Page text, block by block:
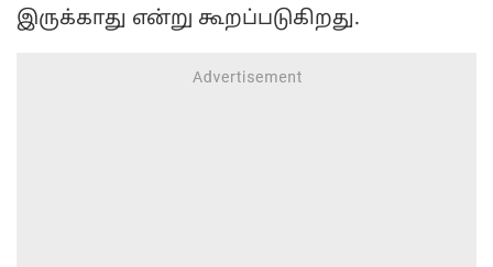
இருக்காது என்று கூறப்படுகிறது.